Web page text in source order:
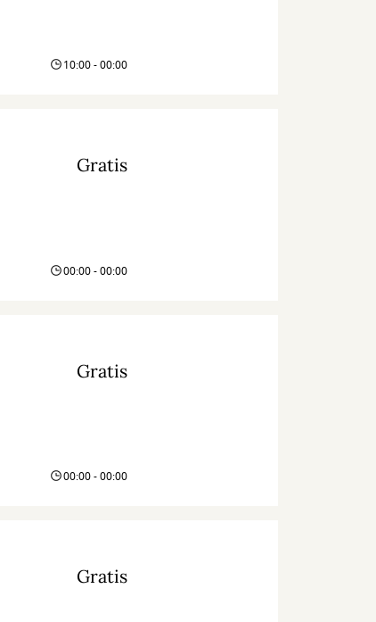
10:00 - 00:00
Gratis
00:00 - 00:00
Gratis
00:00 - 00:00
Gratis